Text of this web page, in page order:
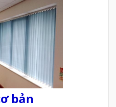
bản